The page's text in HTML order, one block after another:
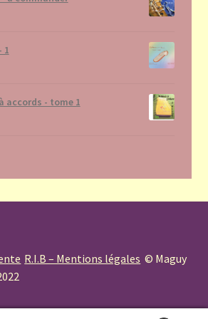
1
accords - tome 1
R.I.B – Mentions légales © Maguy